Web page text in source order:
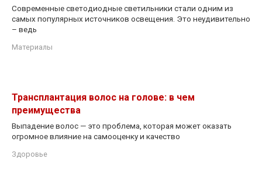
Современные светодиодные светильники стали одним из
самых популярных источников освещения. Это неудивительно
– ведь
Материалы
Трансплантация волос на голове: в чем
преимущества
Выпадение волос — это проблема, которая может оказать
огромное влияние на самооценку и качество
Здоровье